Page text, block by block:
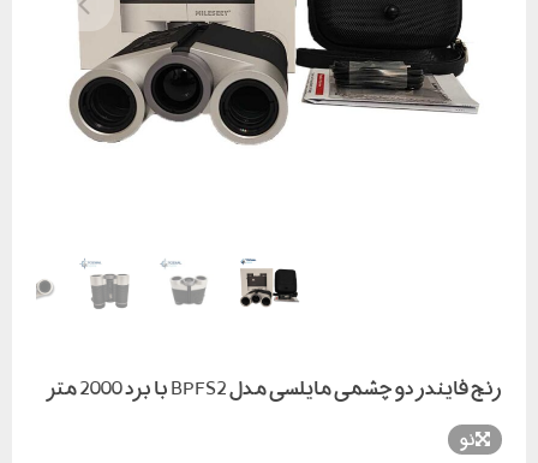
رنج فایندر دو چشمی مایلسی مدل BPFS2 با برد 2000 متر
نو